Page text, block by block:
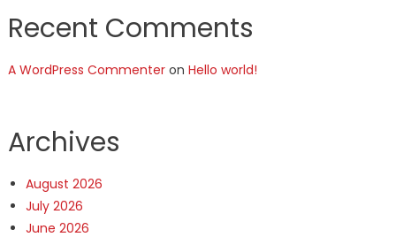
Recent Comments
A WordPress Commenteron Hello world!
Archives
August 2026
July 2026
June 2026